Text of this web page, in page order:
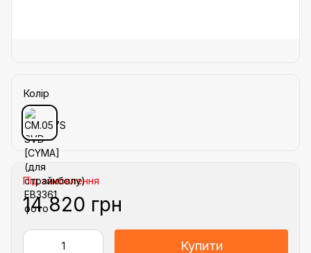
Колір
Під замовлення
14 820 грн
Купити